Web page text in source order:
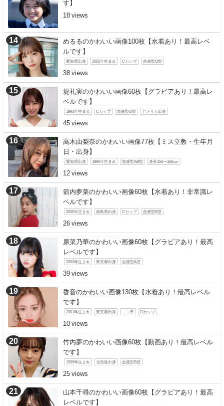
す】
18
めるるのかわいい画像100枚【水着あり！最高レベ
ルです】
愛知県出身 2002年生まれ Cカップ 血液型O型
38
堤礼実のかわいい画像60枚【グラビアあり！最高レ
ベルです】
1993年生まれ Cカップ 血液型O型 アメリカ出身
45
高木由梨奈のかわいい画像77枚【ミス立教・生年月
日・出身】
愛知県出身 1996年生まれ 血液型AB型 身長156〜160cm
12
箭内夢菜のかわいい画像60枚【水着あり！非常識レ
ベルです】
2000年生まれ 福島県出身 Cカップ 血液型B型
26
原菜乃華のかわいい画像60枚【グラビアあり！最高
レベルです】
2003年生まれ 東京都出身 血液型A型
39
香音のかわいい画像130枚【水着あり！最高レベル
です】
2001年生まれ 東京都出身 ニコラ Cカップ
10
竹内夢のかわいい画像60枚【動画あり！最高レベル
です】
1999年生まれ 北海道出身 血液型B型
25
山本千尋のかわいい画像60枚【グラビアあり！最高
レベルです】